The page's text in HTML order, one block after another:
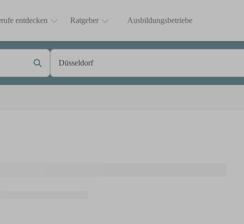
entdecken Ratgeber Ausbildungsbetriebe